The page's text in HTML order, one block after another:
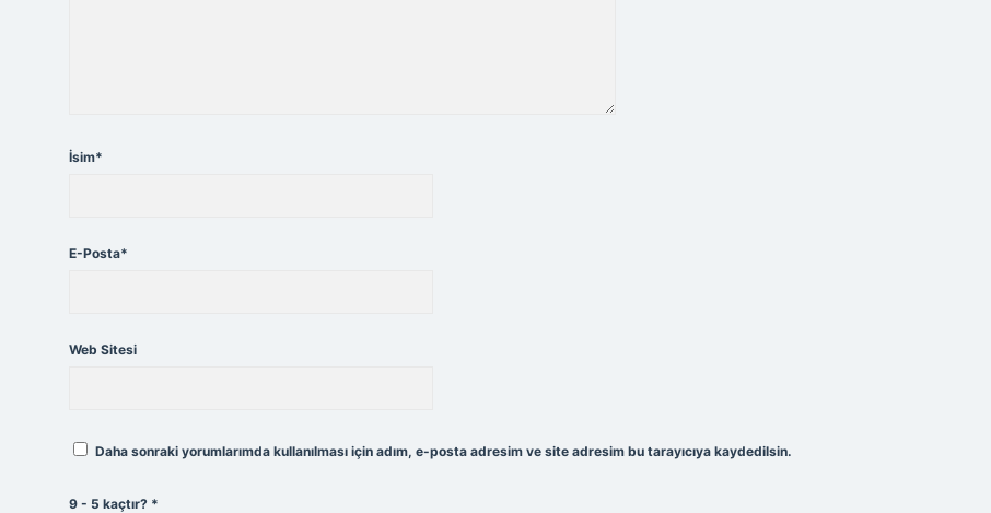
İsim*
E-Posta*
Web Sitesi
Daha sonraki yorumlarımda kullanılması için adım, e-posta adresim ve site adresim bu tarayıcıya kaydedilsin.
9 - 5 kaçtır? *